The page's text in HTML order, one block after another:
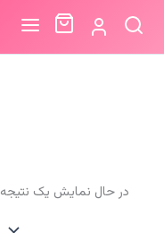
در حال نمایش یک نتیجه